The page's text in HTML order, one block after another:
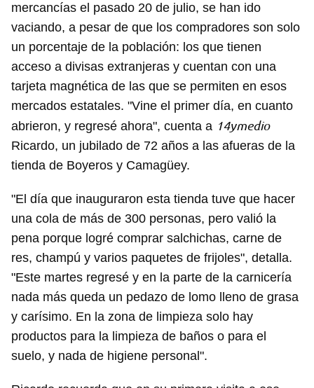
mercancías el pasado 20 de julio, se han ido
vaciando, a pesar de que los compradores son solo
un porcentaje de la población: los que tienen
acceso a divisas extranjeras y cuentan con una
tarjeta magnética de las que se permiten en esos
mercados estatales. "Vine el primer día, en cuanto
abrieron, y regresé ahora", cuenta a 14ymedio
Ricardo, un jubilado de 72 años a las afueras de la
tienda de Boyeros y Camagüey.
"El día que inauguraron esta tienda tuve que hacer
una cola de más de 300 personas, pero valió la
pena porque logré comprar salchichas, carne de
res, champú y varios paquetes de frijoles", detalla.
"Este martes regresé y en la parte de la carnicería
nada más queda un pedazo de lomo lleno de grasa
y carísimo. En la zona de limpieza solo hay
productos para la limpieza de baños o para el
suelo, y nada de higiene personal".